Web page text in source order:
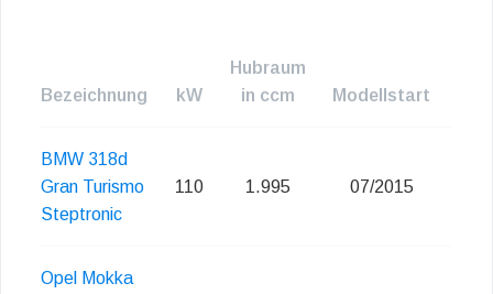
Bezeichnung kW
Hubraum
in ccm
Modellstart
BMW 318d
Gran Turismo
Steptronic
110 1.995 07/2015
Opel Mokka